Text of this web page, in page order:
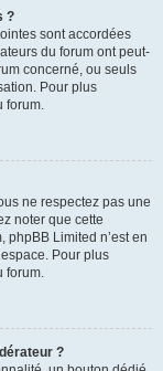
?
sont accordées
du forum ont peut-
concerné, ou seuls
Pour plus
forum.
ne respectez pas une
noter que cette
phpBB Limited n’est en
Pour plus
forum.
?